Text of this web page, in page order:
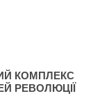
КОМПЛЕКС
РЕВОЛЮЦІЇ